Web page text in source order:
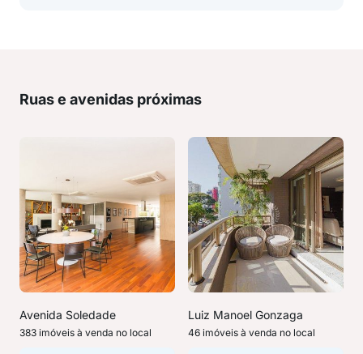
Ruas e avenidas próximas
Avenida Soledade
383 imóveis à venda no local
Luiz Manoel Gonzaga
46 imóveis à venda no local